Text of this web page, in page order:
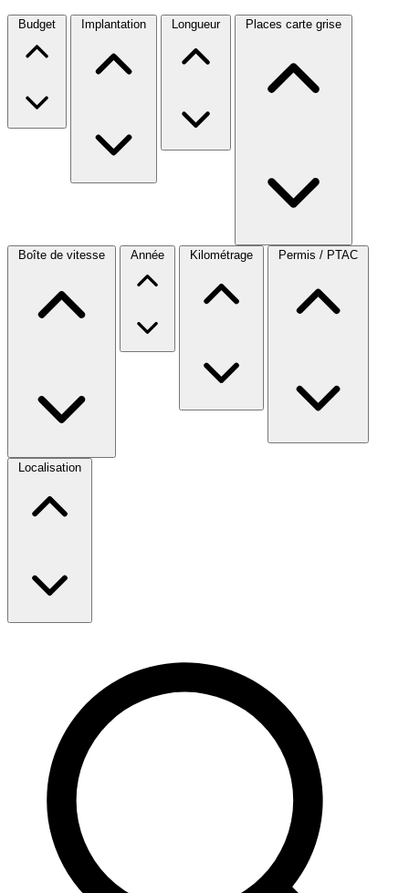
Budget Implantation Longueur Places carte grise
Boîte de vitesse Année Kilométrage Permis / PTAC
Localisation